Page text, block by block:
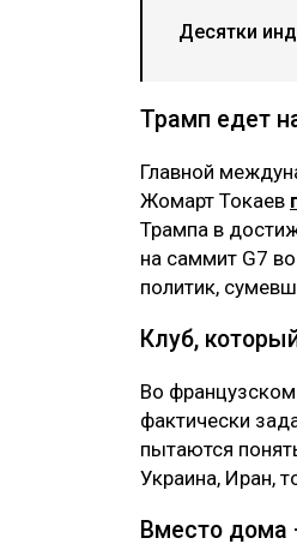
Десятки
Трамп едет
Главной
Жомарт Токаев
Трампа в
на саммит G7
политик,
Клуб,
Во
фактически
пытаются
Украина, Иран,
Вместо дома